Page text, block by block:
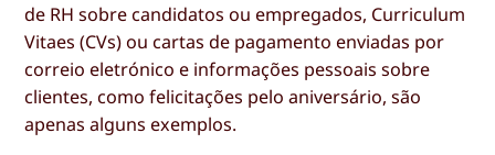
de RH sobre candidatos ou empregados, Curriculum
Vitaes (CVs) ou cartas de pagamento enviadas por
correio eletrónico e informações pessoais sobre
clientes, como felicitações pelo aniversário, são
apenas alguns exemplos.